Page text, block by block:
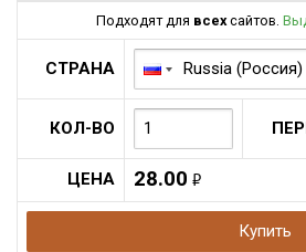
Подходят для всехсайтов.
СТРАНА
КОЛ-ВО
ЦЕНА 28.00 руб.
Купить